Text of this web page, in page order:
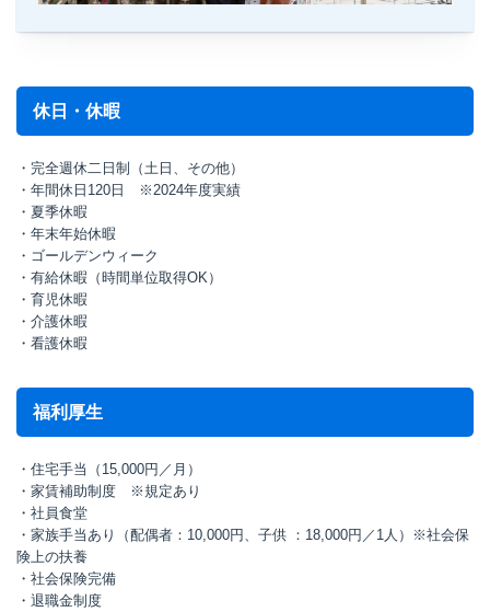
休日・休暇
・完全週休二日制（土日、その他）
・年間休日120日 ※2024年度実績
・夏季休暇
・年末年始休暇
・ゴールデンウィーク
・有給休暇（時間単位取得OK）
・育児休暇
・介護休暇
・看護休暇
福利厚生
・住宅手当（15,000円／月）
・家賃補助制度 ※規定あり
・社員食堂
・家族手当あり（配偶者：10,000円、子供 ：18,000円／1人）※社会保
険上の扶養
・社会保険完備
・退職金制度